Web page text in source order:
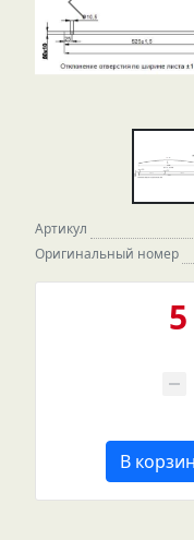
Артикул
Оригинальный номер
В